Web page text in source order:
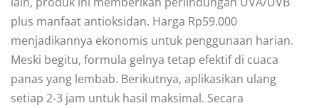
plus manfaat antioksidan. Harga Rp59.000
menjadikannya ekonomis untuk penggunaan harian.
Meski begitu, formula gelnya tetap efektif di cuaca
panas yang lembab. Berikutnya, aplikasikan ulang
setiap 2-3 jam untuk hasil maksimal. Secara